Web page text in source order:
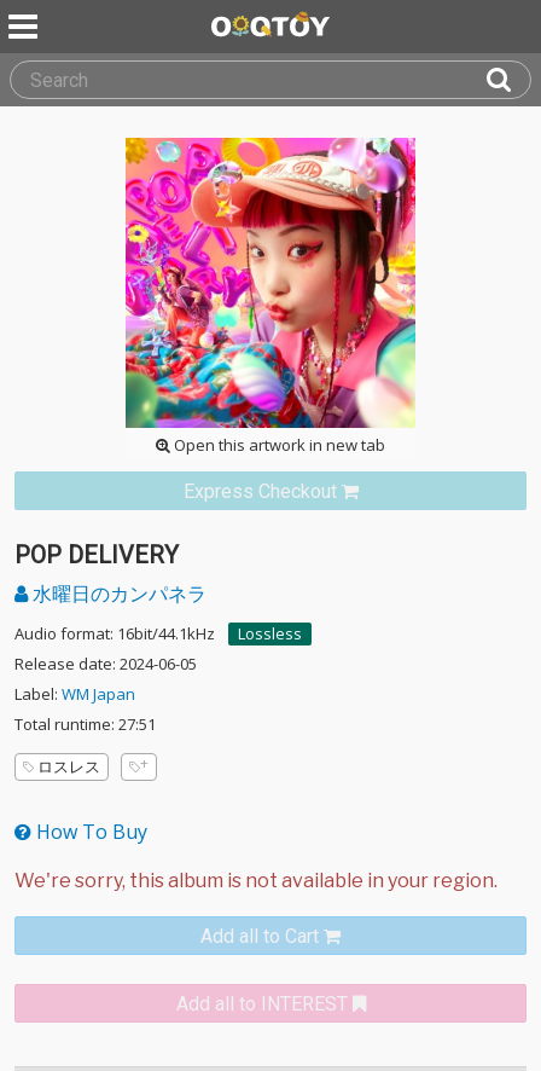
Open this artwork in new tab
Express Checkout
POP DELIVERY
水曜日のカンパネラ
Audio format: 16bit/44.1kHz
Lossless
Release date: 2024-06-05
Label: WM Japan
Total runtime: 27:51
ロスレス
How To Buy
Add all to Cart
Add all to INTEREST